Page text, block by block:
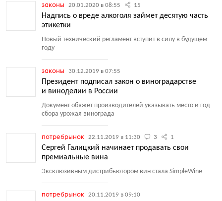
законы 20.01.2020 в 08:55 15
Надпись о вреде алкоголя займет десятую часть
этикетки
Новый технический регламент вступит в силу в будущем
году
законы 30.12.2019 в 07:55
Президент подписал закон о виноградарстве
и виноделии в России
Документ обяжет производителей указывать место и год
сбора урожая винограда
потребрынок 22.11.2019 в 11:30 3 1
Сергей Галицкий начинает продавать свои
премиальные вина
Эксклюзивным дистрибьютором вин стала SimpleWine
потребрынок 20.11.2019 в 09:10